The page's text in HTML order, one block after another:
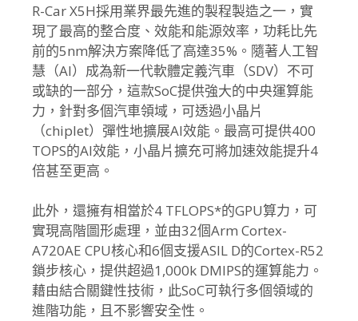
R-Car X5H採用業界最先進的製程製造之一，實
現了最高的整合度、 效能和能源效率，功耗比先
前的5nm解決方案降低了高達35%。 隨著人工智
慧（AI）成為新一代軟體定義汽車（SDV） 不可
或缺的一部分，這款SoC提供強大的中央運算能
力， 針對多個汽車領域，可透過小晶片
（chiplet） 彈性地擴展AI效能。最高可提供400
TOPS的AI效能，小晶片擴充可將加速效能提升4
倍甚至更高。
此外，還擁有相當於4 TFLOPS*的GPU算力，可
實現高階圖形處理， 並由32個Arm Cortex-
A720AE CPU核心和6個支援ASIL D的Cortex-R52
鎖步核心，提供超過1,000k DMIPS的運算能力。
藉由結合關鍵性技術， 此SoC可執行多個領域的
進階功能，且不影響安全性。